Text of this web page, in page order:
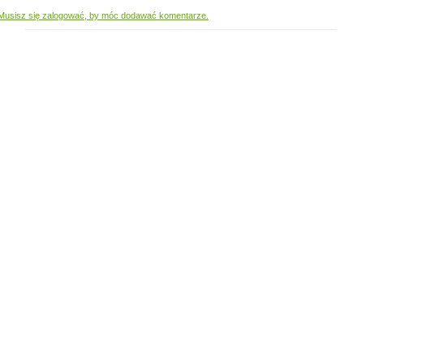
się zalogować, by móc dodawać komentarze.